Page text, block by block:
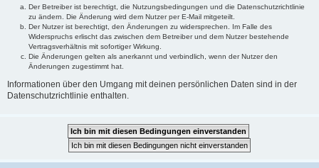
Der Betreiber ist berechtigt, die Nutzungsbedingungen und die Datenschutzrichtlinie
zu ändern. Die Änderung wird dem Nutzer per E-Mail mitgeteilt.
Der Nutzer ist berechtigt, den Änderungen zu widersprechen. Im Falle des
Widerspruchs erlischt das zwischen dem Betreiber und dem Nutzer bestehende
Vertragsverhältnis mit sofortiger Wirkung.
Die Änderungen gelten als anerkannt und verbindlich, wenn der Nutzer den
Änderungen zugestimmt hat.
Informationen über den Umgang mit deinen persönlichen Daten sind in der
Datenschutzrichtlinie enthalten.